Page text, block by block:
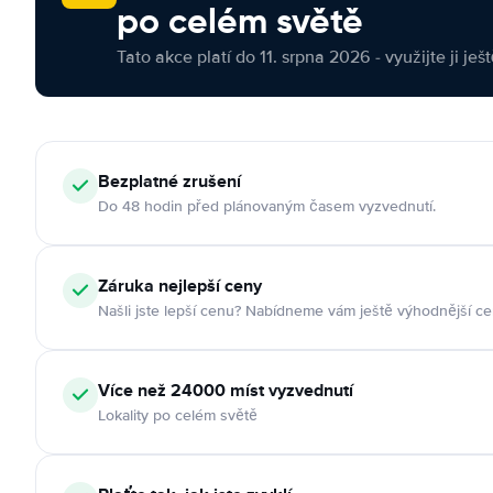
po celém světě
Tato akce platí do 11. srpna 2026 - využijte ji
Bezplatné zrušení
Do 48 hodin před plánovaným časem vyzvednutí.
Záruka nejlepší ceny
Našli jste lepší cenu? Nabídneme vám ještě výhodnější
Více než 24000 míst vyzvednutí
Lokality po celém světě